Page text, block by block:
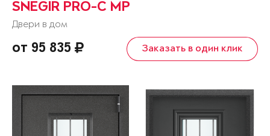
SNEGIR PRO-C MP
Двери в дом
от 95 835 Заказать в один клик